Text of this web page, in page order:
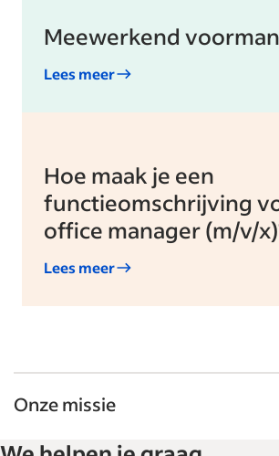
Meewerkend voorman
Lees meer
Hoe maak je een
functieomschrijving
office manager (m/v/
Lees meer
Onze missie